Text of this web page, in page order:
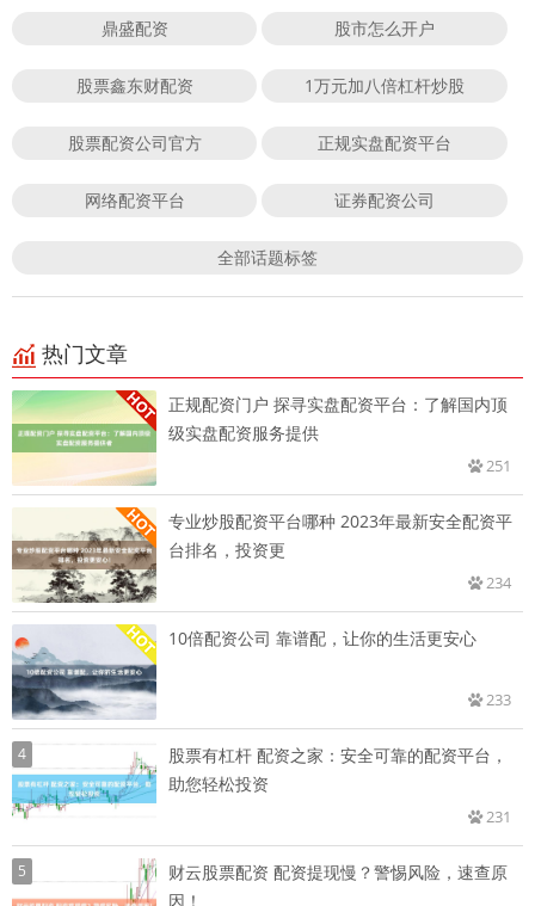
鼎盛配资 股市怎么开户
股票鑫东财配资 1万元加八倍杠杆炒股
股票配资公司官方 正规实盘配资平台
网络配资平台 证券配资公司
全部话题标签
热门文章
正规配资门户 探寻实盘配资平台：了解国内顶
级实盘配资服务提供
251
专业炒股配资平台哪种 2023年最新安全配资平
台排名，投资更
234
10倍配资公司 靠谱配，让你的生活更安心
233
4
股票有杠杆 配资之家：安全可靠的配资平台，
助您轻松投资
231
5
财云股票配资 配资提现慢？警惕风险，速查原
因！